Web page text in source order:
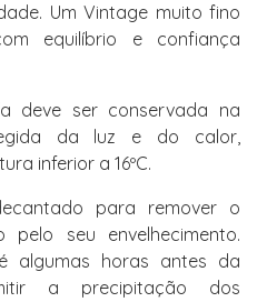
Um Vintage muito fino
equilíbrio e confiança
deve ser conservada na
da luz e do calor,
inferior a 16ºC.
para remover o
seu envelhecimento.
algumas horas antes da
a precipitação dos